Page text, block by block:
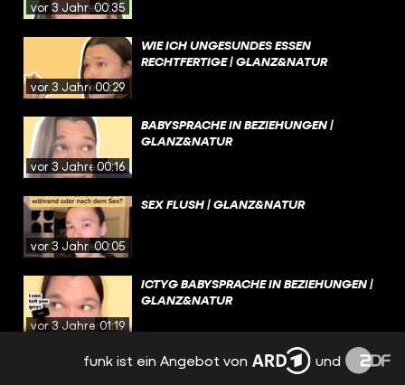
vor 3 Jahren00:35
vor 3 Jahren00:29
WIE ICH UNGESUNDES ESSEN
RECHTFERTIGE | GLANZ&NATUR
vor 3 Jahren00:16
BABYSPRACHE IN BEZIEHUNGEN |
GLANZ&NATUR
vor 3 Jahren00:05
SEX FLUSH | GLANZ&NATUR
vor 3 Jahren01:19
ICTYG BABYSPRACHE IN BEZIEHUNGEN |
GLANZ&NATUR
BESCHWERDEN GOOGLEN |
funk ist ein Angebot von und